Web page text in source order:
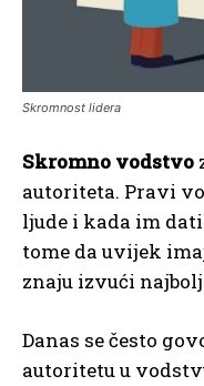
Skromnost lidera
Skromno vodstvo
autoriteta. Pravi
ljude i kada im
tome da uvijek
znaju izvući
Danas se često
autoritetu u